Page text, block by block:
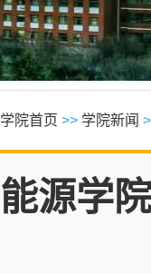
学院首页 >> 学院新闻
能源学